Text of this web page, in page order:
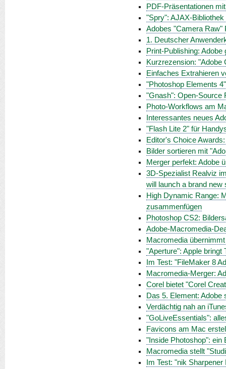
PDF-Präsentationen
"Spry": AJAX-Bibliothek
Adobes "Camera Raw"
1. Deutscher
Print-Publishing:
Kurzrezension: "Adobe
Einfaches Extrahieren
"Photoshop Elements
"Gnash": Open-Source
Photo-Workflows am
Interessantes neues
"Flash Lite 2" für
Editor's Choice
Bilder sortieren mit
Merger perfekt: Adobe
3D-Spezialist Realviz
will launch a brand new
High Dynamic Range:
zusammenfügen
Photoshop CS2:
Adobe-Macromedia-
Macromedia
"Aperture": Apple bringt
Im Test: "FileMaker 8
Macromedia-Merger:
Corel bietet "Corel
Das 5. Element:
Verdächtig nah an
"GoLiveEssentials":
Favicons am Mac
"Inside Photoshop": ein
Macromedia stellt
Im Test: "nik